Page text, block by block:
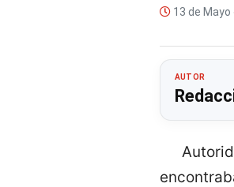
13 de Mayo
AUTOR